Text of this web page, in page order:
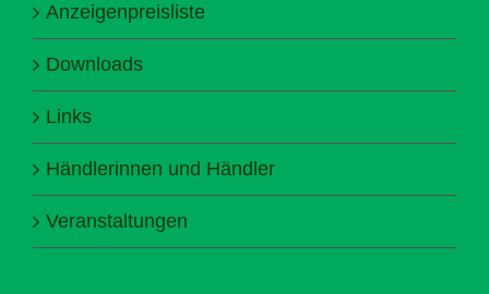
Anzeigenpreisliste
Downloads
Links
Händlerinnen und Händler
Veranstaltungen